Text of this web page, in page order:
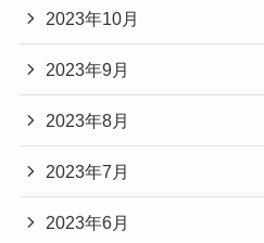
2023年10月
2023年9月
2023年8月
2023年7月
2023年6月